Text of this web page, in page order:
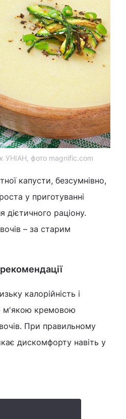
УНІАН, фото magnific.com
капусти, безсумнівно,
у приготуванні
дієтичного раціону.
– за старим
рекомендації
калорійність і
м'якою кремовою
При правильному
дискомфорту навіть у